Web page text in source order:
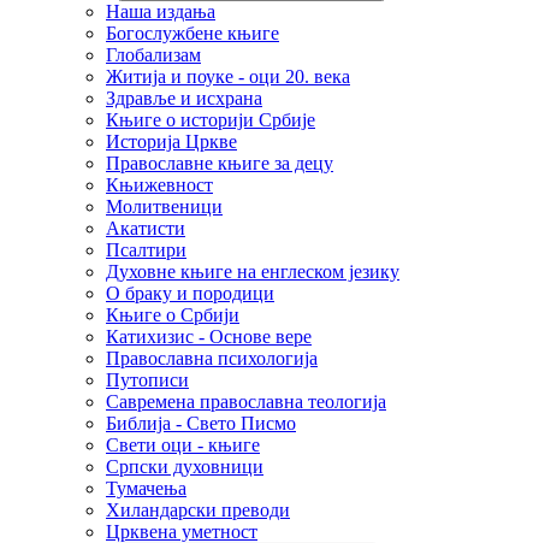
Наша издања
Богослужбене књиге
Глобализам
Житија и поуке - оци 20. века
Здравље и исхрана
Књиге о историји Србије
Историја Цркве
Православне књиге за децу
Књижевност
Молитвеници
Акатисти
Псалтири
Духовне књиге на енглеском језику
О браку и породици
Књиге о Србији
Катихизис - Основе вере
Православна психологија
Путописи
Савремена православна теологија
Библија - Свето Писмо
Свети оци - књиге
Српски духовници
Тумачења
Хиландарски преводи
Црквена уметност